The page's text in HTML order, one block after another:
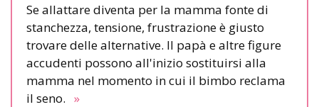
Se allattare diventa per la mamma fonte di
stanchezza, tensione, frustrazione è giusto
trovare delle alternative. Il papà e altre figure
accudenti possono all'inizio sostituirsi alla
mamma nel momento in cui il bimbo reclama
il seno. »